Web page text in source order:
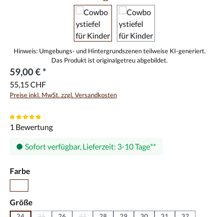
59,00 € *
55,15 CHF
Preise inkl. MwSt. zzgl. Versandkosten
Durchschnittliche Bewertung von 5 von 5 Sternen
1 Bewertung
Sofort verfügbar, Lieferzeit: 3-10 Tage
Farbe
Größe